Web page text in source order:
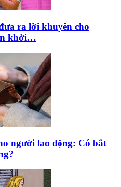
ra lời khuyên cho
khởi…
người lao động: Có bắt